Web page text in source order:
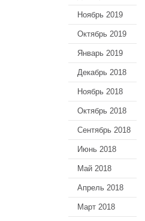
Ноябрь 2019
Октябрь 2019
Январь 2019
Декабрь 2018
Ноябрь 2018
Октябрь 2018
Сентябрь 2018
Июнь 2018
Май 2018
Апрель 2018
Март 2018